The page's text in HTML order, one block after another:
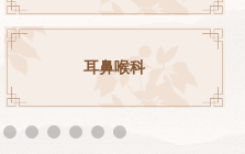
耳鼻喉科